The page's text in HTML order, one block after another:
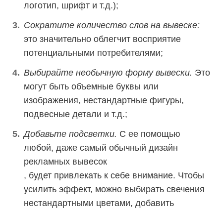
логотип, шрифт и т.д.);
Сократите количество слов на вывеске:
это значительно облегчит восприятие
потенциальными потребителями;
Выбирайте необычную форму вывески. Это
могут быть объемные буквы или
изображения, нестандартные фигуры,
подвесные детали и т.д.;
Добавьте подсветки. С ее помощью
любой, даже самый обычный дизайн
рекламных вывесок
, будет привлекать к себе внимание. Чтобы
усилить эффект, можно выбирать свечения
нестандартными цветами, добавить